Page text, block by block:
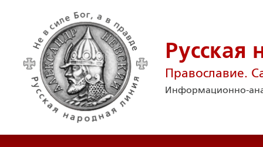
Русская
Православие.
Информационно-